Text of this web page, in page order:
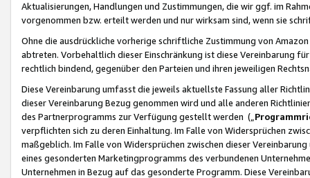
Aktualisierungen, Handlungen und Zustimmungen, die wir ggf. im
vorgenommen bzw. erteilt werden und nur wirksam sind, wenn sie
Ohne die ausdrückliche vorherige schriftliche Zustimmung von
abtreten. Vorbehaltlich dieser Einschränkung ist diese Vereinbarung
rechtlich bindend, gegenüber den Parteien und ihren jeweiligen
Diese Vereinbarung umfasst die jeweils aktuellste Fassung aller
dieser Vereinbarung Bezug genommen wird und alle anderen
des Partnerprogramms zur Verfügung gestellt werden („
verpflichten sich zu deren Einhaltung. Im Falle von Widersprüchen
maßgeblich. Im Falle von Widersprüchen zwischen dieser
eines gesonderten Marketingprogramms des verbundenen
Unternehmen in Bezug auf das gesonderte Programm. Diese